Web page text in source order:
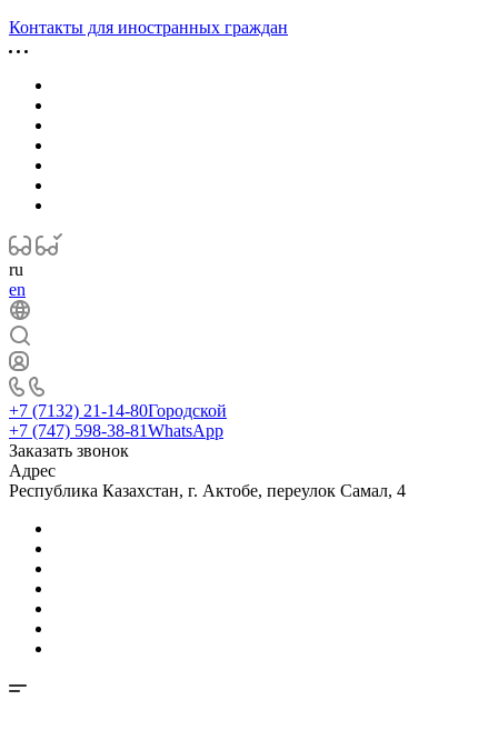
Контакты для иностранных граждан
ru
en
+7 (7132) 21-14-80Городской
+7 (747) 598-38-81WhatsApp
Заказать звонок
Адрес
Республика Казахстан, г. Актобе, переулок Самал, 4